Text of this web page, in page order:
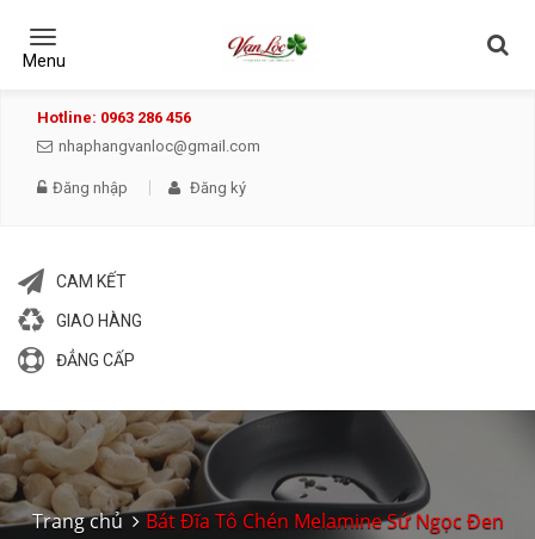
Hotline: 0963 286 456
nhaphangvanloc@gmail.com
Đăng nhập Đăng ký
CAM KẾT
GIAO HÀNG
ĐẲNG CẤP
Toggle
Menu
Trang chủ Bát Đĩa Tô Chén Melamine Sứ Ngọc Đen